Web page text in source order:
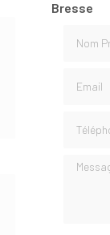
Bresse
Message